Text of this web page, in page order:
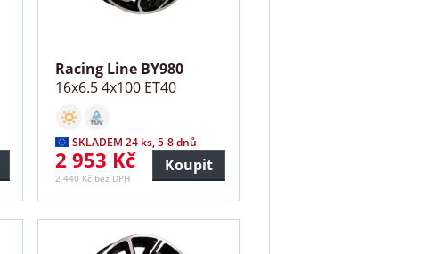
Racing Line BY980
16x6.5 4x100 ET40
SKLADEM 24 ks, 5-8 dnů
2 953 Kč
2 440 Kč bez DPH
Koupit